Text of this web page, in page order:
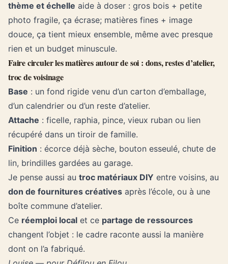
thème et échelle aide à doser : gros bois + petite
photo fragile, ça écrase; matières fines + image
douce, ça tient mieux ensemble, même avec presque
rien et un budget minuscule.
Faire circuler les matières autour de soi : dons, restes d’atelier,
troc de voisinage
Base : un fond rigide venu d’un carton d’emballage,
d’un calendrier ou d’un reste d’atelier.
Attache : ficelle, raphia, pince, vieux ruban ou lien
récupéré dans un tiroir de famille.
Finition : écorce déjà sèche, bouton esseulé, chute de
lin, brindilles gardées au garage.
Je pense aussi au troc matériaux DIY entre voisins, au
don de fournitures créatives après l’école, ou à une
boîte commune d’atelier.
Ce réemploi local et ce partage de ressources
changent l’objet : le cadre raconte aussi la manière
dont on l’a fabriqué.